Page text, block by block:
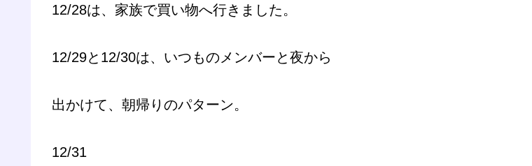
12/28は、家族で買い物へ行きました。
12/29と12/30は、いつものメンバーと夜から
出かけて、朝帰りのパターン。
12/31